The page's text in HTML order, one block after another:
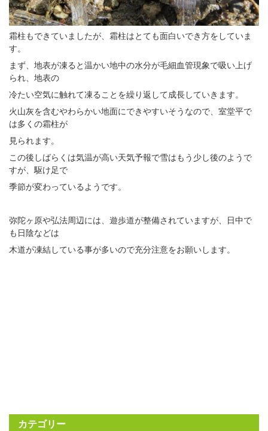
霜柱もできていましたが、霜柱はとても面白いでき方をしていま
す。
まず、地表が凍ると温かい地中の水分が毛細血管現象で吸い上げ
られ、地表の
冷たい空気に触れて凍ることを繰り返して成長していきます。
火山灰を含むやわらかい地面にできやすいそうなので、室堂平で
は多くの霜柱が
見られます。
この後しばらくは気温が高い天気予報で雪はもう少し後のようで
すが、駆け足で
季節が変わっているようです。
弥陀ヶ原や弘法周辺には、遊歩道が整備されていますが、日中で
も日陰などは
木道が凍結している事が多いので充分注意をお願いします。
カテゴリー